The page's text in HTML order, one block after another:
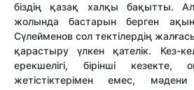
біздің қазақ халқы бақытты.
жолында бастарын берген
Сүлейменов сол тектілердің
қарастыру үлкен қателік. Кез-
ерекшелігі, бірінші кезекте,
жетістіктерімен емес,